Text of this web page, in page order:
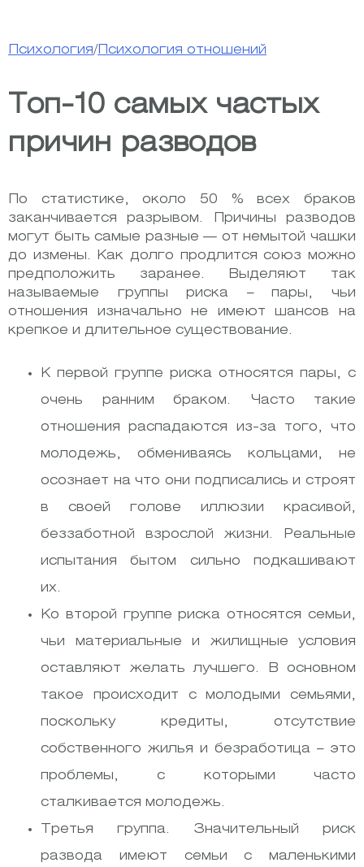
Психология/ Психология отношений
Топ-10 самых частых
причин разводов
По статистике, около 50 % всех браков
заканчивается разрывом. Причины разводов
могут быть самые разные — от немытой чашки
до измены. Как долго продлится союз можно
предположить заранее. Выделяют так
называемые группы риска – пары, чьи
отношения изначально не имеют шансов на
крепкое и длительное существование.
К первой группе риска относятся пары, с
очень ранним браком. Часто такие
отношения распадаются из-за того, что
молодежь, обмениваясь кольцами, не
осознает на что они подписались и строят
в своей голове иллюзии красивой,
беззаботной взрослой жизни. Реальные
испытания бытом сильно подкашивают
их.
Ко второй группе риска относятся семьи,
чьи материальные и жилищные условия
оставляют желать лучшего. В основном
такое происходит с молодыми семьями,
поскольку кредиты, отсутствие
собственного жилья и безработица – это
проблемы, с которыми часто
сталкивается молодежь.
Третья группа. Значительный риск
развода имеют семьи с маленькими